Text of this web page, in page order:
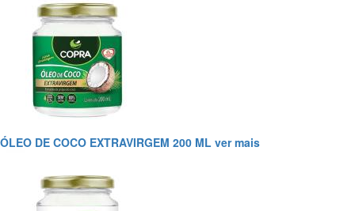
ÓLEO DE COCO EXTRAVIRGEM 200 ML ver mais